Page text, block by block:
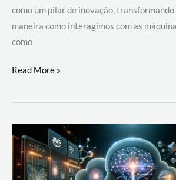
como um pilar de inovação, transformando
maneira como interagimos com as
como
Desenvolvimento
um
com
AWS
Read More »